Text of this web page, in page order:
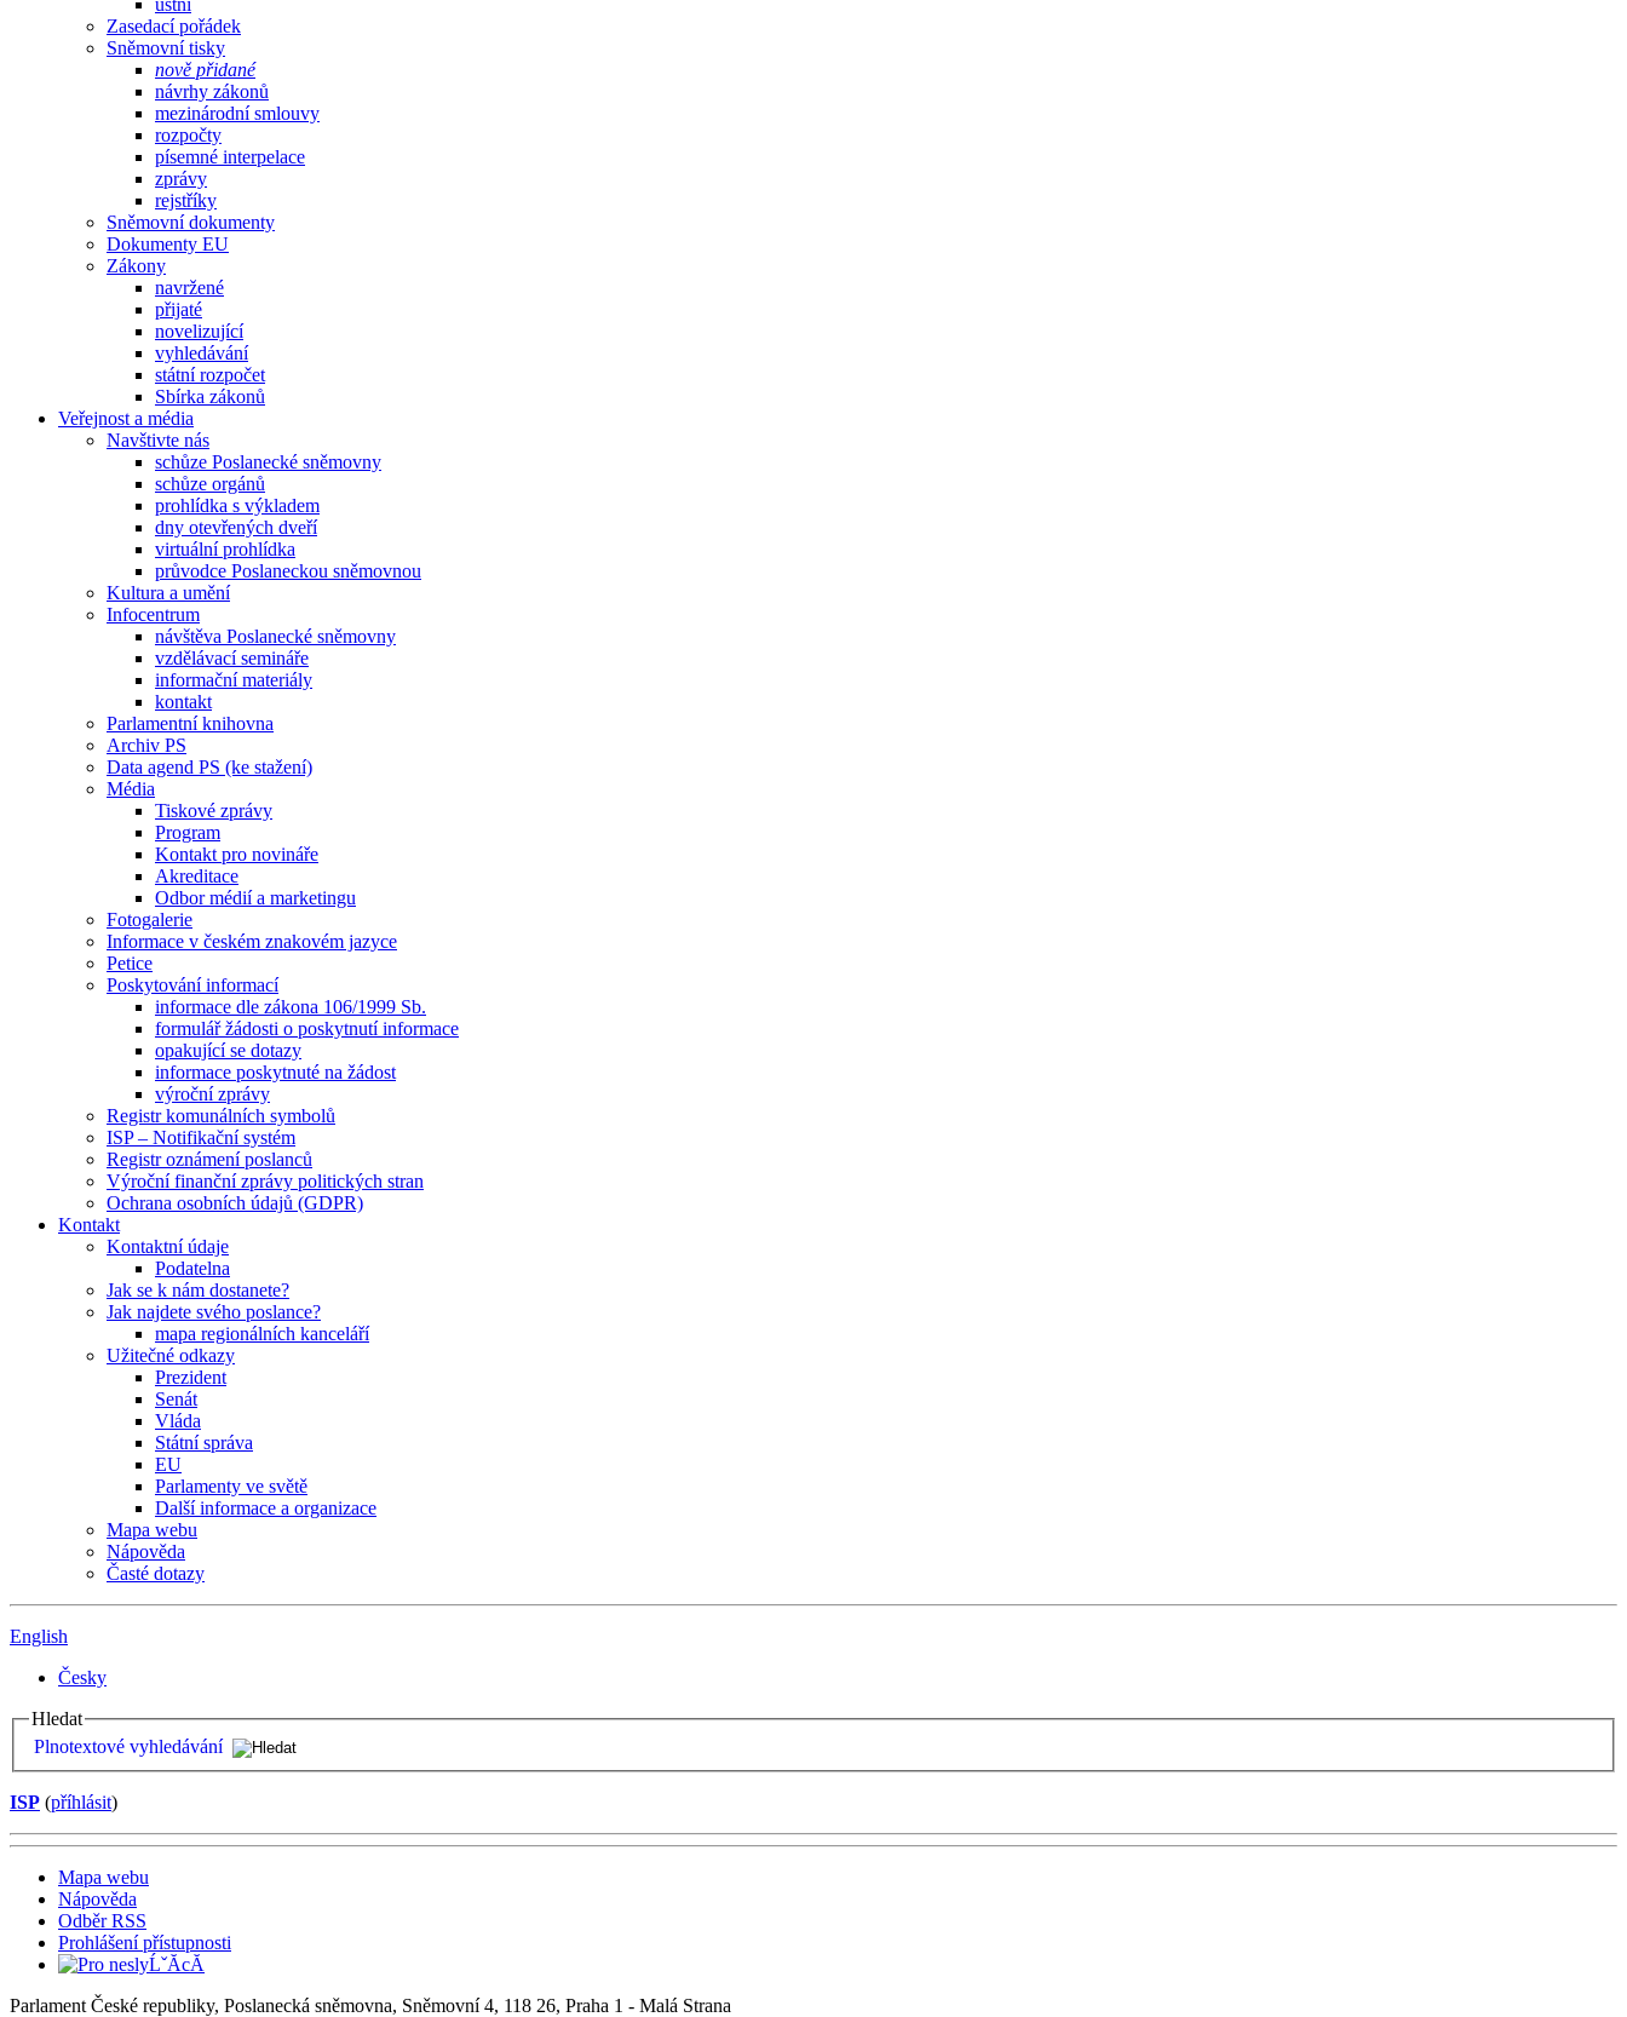
Zasedací pořádek
Sněmovní tisky
nově přidané
návrhy zákonů
mezinárodní smlouvy
rozpočty
písemné interpelace
zprávy
rejstříky
Sněmovní dokumenty
Dokumenty EU
Zákony
navržené
přijaté
novelizující
vyhledávání
státní rozpočet
Sbírka zákonů
Veřejnost a média
Navštivte nás
schůze Poslanecké sněmovny
schůze orgánů
prohlídka s výkladem
dny otevřených dveří
virtuální prohlídka
průvodce Poslaneckou sněmovnou
Kultura a umění
Infocentrum
návštěva Poslanecké sněmovny
vzdělávací semináře
informační materiály
kontakt
Parlamentní knihovna
Archiv PS
Data agend PS (ke stažení)
Média
Tiskové zprávy
Program
Kontakt pro novináře
Akreditace
Odbor médií a marketingu
Fotogalerie
Informace v českém znakovém jazyce
Petice
Poskytování informací
informace dle zákona 106/1999 Sb.
formulář žádosti o poskytnutí informace
opakující se dotazy
informace poskytnuté na žádost
výroční zprávy
Registr komunálních symbolů
ISP – Notifikační systém
Registr oznámení poslanců
Výroční finanční zprávy politických stran
Ochrana osobních údajů (GDPR)
Kontakt
Kontaktní údaje
Podatelna
Jak se k nám dostanete?
Jak najdete svého poslance?
mapa regionálních kanceláří
Užitečné odkazy
Prezident
Senát
Vláda
Státní správa
EU
Parlamenty ve světě
Další informace a organizace
Mapa webu
Nápověda
Časté dotazy
English
Česky
Hledat
Plnotextové vyhledávání
ISP (příhlásit)
Mapa webu
Nápověda
Odběr RSS
Prohlášení přístupnosti
Parlament České republiky, Poslanecká sněmovna, Sněmovní 4, 118 26, Praha 1 - Malá Strana